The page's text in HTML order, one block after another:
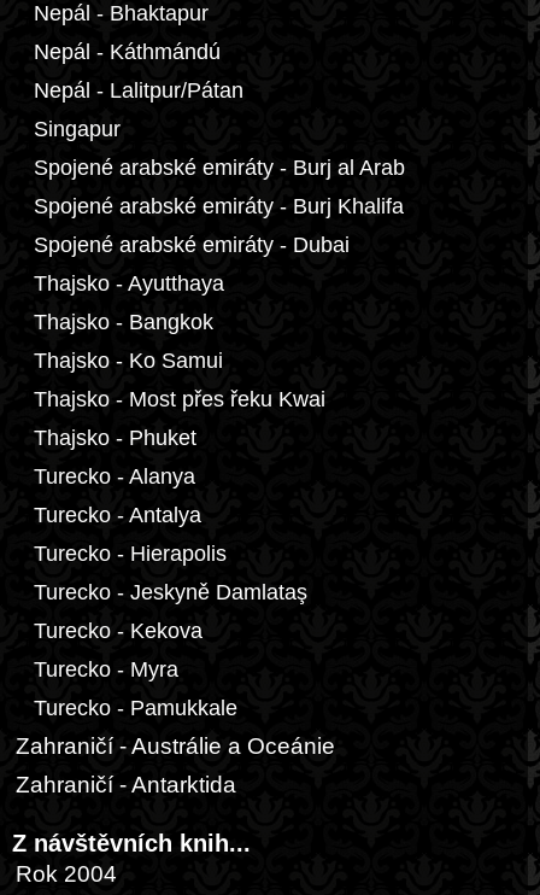
Nepál - Bhaktapur
Nepál - Káthmándú
Nepál - Lalitpur/Pátan
Singapur
Spojené arabské emiráty - Burj al Arab
Spojené arabské emiráty - Burj Khalifa
Spojené arabské emiráty - Dubai
Thajsko - Ayutthaya
Thajsko - Bangkok
Thajsko - Ko Samui
Thajsko - Most přes řeku Kwai
Thajsko - Phuket
Turecko - Alanya
Turecko - Antalya
Turecko - Hierapolis
Turecko - Jeskyně Damlataş
Turecko - Kekova
Turecko - Myra
Turecko - Pamukkale
Zahraničí - Austrálie a Oceánie
Zahraničí - Antarktida
Z návštěvních knih...
Rok 2004